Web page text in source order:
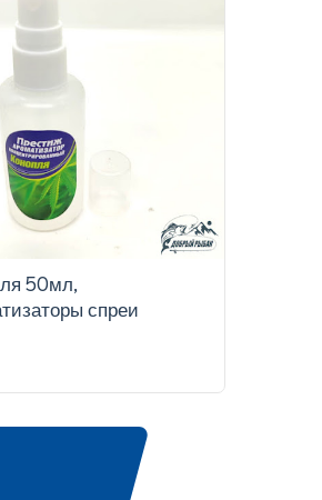
50мл,
спреи